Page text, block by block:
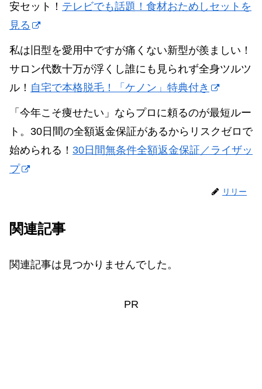
安セット！ テレビでも話題！食材おためしセットを
見る
私は旧型を愛用中ですが痛くない新型が羨ましい！
サロン代数十万が浮くし誰にも見られず全身ツルツ
ル！ 自宅で本格脱毛！「ケノン」特典付き
「今年こそ痩せたい」ならプロに頼るのが最短ルー
ト。30日間の全額返金保証があるからリスクゼロで
始められる！ 30日間無条件全額返金保証／ライザッ
プ
リリー
関連記事
関連記事は見つかりませんでした。
PR